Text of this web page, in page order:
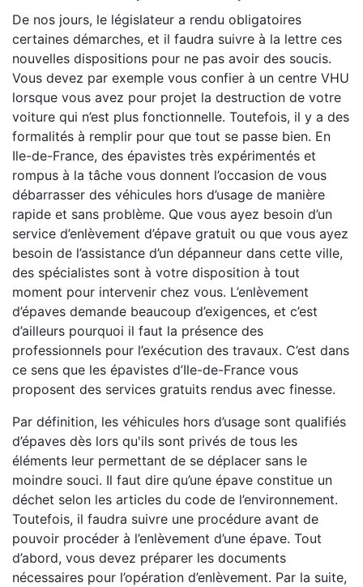
De nos jours, le législateur a rendu obligatoires
certaines démarches, et il faudra suivre à la lettre ces
nouvelles dispositions pour ne pas avoir des soucis.
Vous devez par exemple vous confier à un centre VHU
lorsque vous avez pour projet la destruction de votre
voiture qui n’est plus fonctionnelle. Toutefois, il y a des
formalités à remplir pour que tout se passe bien. En
Ile-de-France, des épavistes très expérimentés et
rompus à la tâche vous donnent l’occasion de vous
débarrasser des véhicules hors d’usage de manière
rapide et sans problème. Que vous ayez besoin d’un
service d’enlèvement d’épave gratuit ou que vous ayez
besoin de l’assistance d’un dépanneur dans cette ville,
des spécialistes sont à votre disposition à tout
moment pour intervenir chez vous. L’enlèvement
d’épaves demande beaucoup d’exigences, et c’est
d’ailleurs pourquoi il faut la présence des
professionnels pour l’exécution des travaux. C’est dans
ce sens que les épavistes d’Ile-de-France vous
proposent des services gratuits rendus avec finesse.
Par définition, les véhicules hors d’usage sont qualifiés
d’épaves dès lors qu'ils sont privés de tous les
éléments leur permettant de se déplacer sans le
moindre souci. Il faut dire qu’une épave constitue un
déchet selon les articles du code de l’environnement.
Toutefois, il faudra suivre une procédure avant de
pouvoir procéder à l’enlèvement d’une épave. Tout
d’abord, vous devez préparer les documents
nécessaires pour l’opération d’enlèvement. Par la suite,